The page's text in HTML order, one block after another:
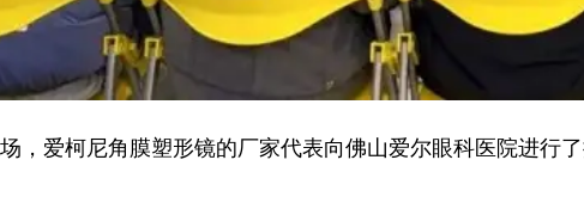
，爱柯尼角膜塑形镜的厂家代表向佛山爱尔眼科医院进行